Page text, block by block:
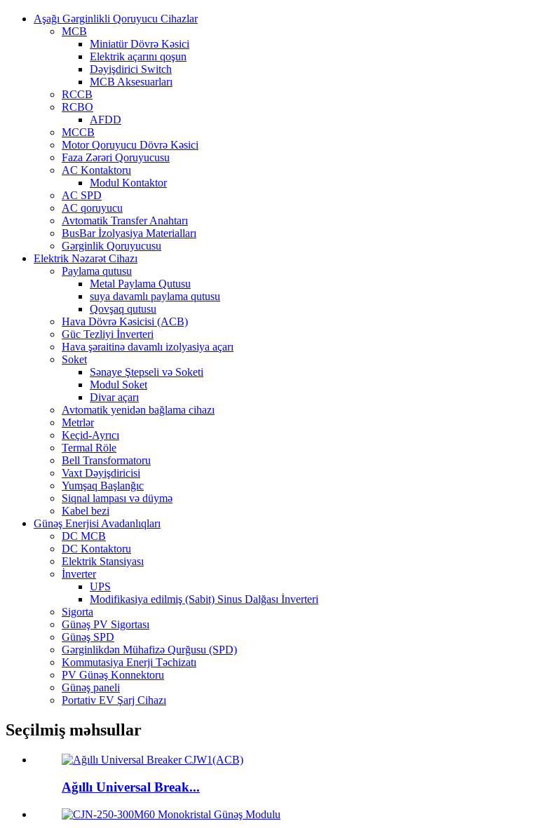
Aşağı Gərginlikli Qoruyucu Cihazlar
MCB
Miniatür Dövrə Kəsici
Elektrik açarını qoşun
Dəyişdirici Switch
MCB Aksesuarları
RCCB
RCBO
AFDD
MCCB
Motor Qoruyucu Dövrə Kəsici
Faza Zərəri Qoruyucusu
AC Kontaktoru
Modul Kontaktor
AC SPD
AC qoruyucu
Avtomatik Transfer Anahtarı
BusBar İzolyasiya Materialları
Gərginlik Qoruyucusu
Elektrik Nəzarət Cihazı
Paylama qutusu
Metal Paylama Qutusu
suya davamlı paylama qutusu
Qovşaq qutusu
Hava Dövrə Kəsicisi (ACB)
Güc Tezliyi İnverteri
Hava şəraitinə davamlı izolyasiya açarı
Soket
Sənaye Ştepseli və Soketi
Modul Soket
Divar açarı
Avtomatik yenidən bağlama cihazı
Metrlər
Keçid-Ayrıcı
Termal Röle
Bell Transformatoru
Vaxt Dəyişdiricisi
Yumşaq Başlanğıc
Siqnal lampası və düymə
Kabel bezi
Günəş Enerjisi Avadanlıqları
DC MCB
DC Kontaktoru
Elektrik Stansiyası
İnverter
UPS
Modifikasiya edilmiş (Sabit) Sinus Dalğası İnverteri
Sigorta
Günəş PV Sigortası
Günəş SPD
Gərginlikdən Mühafizə Qurğusu (SPD)
Kommutasiya Enerji Təchizatı
PV Günəş Konnektoru
Günəş paneli
Portativ EV Şarj Cihazı
Seçilmiş məhsullar
Ağıllı Universal Break...